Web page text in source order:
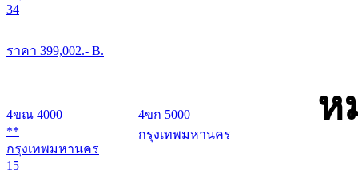
34
ราคา 399,002.- B.
ห
4ขณ 4000
**
กรุงเทพมหานคร
15
4ขก 5000
กรุงเทพมหานคร